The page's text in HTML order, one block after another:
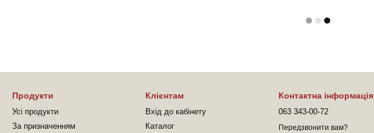
Продукти
Усі продукти
За призначенням
Клієнтам
Вхід до кабінету
Каталог
Контактна інформація
063 343-00-72
Передзвонити вам?